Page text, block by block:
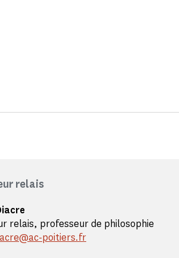
relais
relais, professeur de philosophie
poitiers.fr